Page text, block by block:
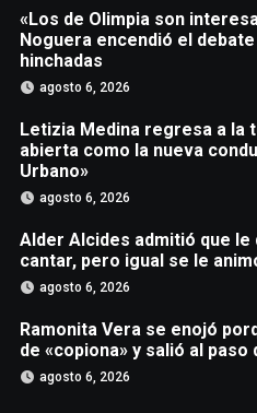
«Los de Olimpia son
Noguera encendió el
hinchadas
agosto 6, 2026
Letizia Medina regresa a la
abierta como la nueva
Urbano»
agosto 6, 2026
Alder Alcides admitió que le
cantar, pero igual se le
agosto 6, 2026
Ramonita Vera se enojó
de «copiona» y salió al
agosto 6, 2026